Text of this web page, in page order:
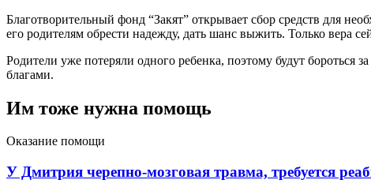
Благотворительный фонд “Закят” открывает сбор средств для
его родителям обрести надежду, дать шанс выжить. Только вера
Родители уже потеряли одного ребенка, поэтому будут
благами.
Им тоже нужна помощь
Оказание помощи
У Дмитрия черепно-мозговая травма, требуется